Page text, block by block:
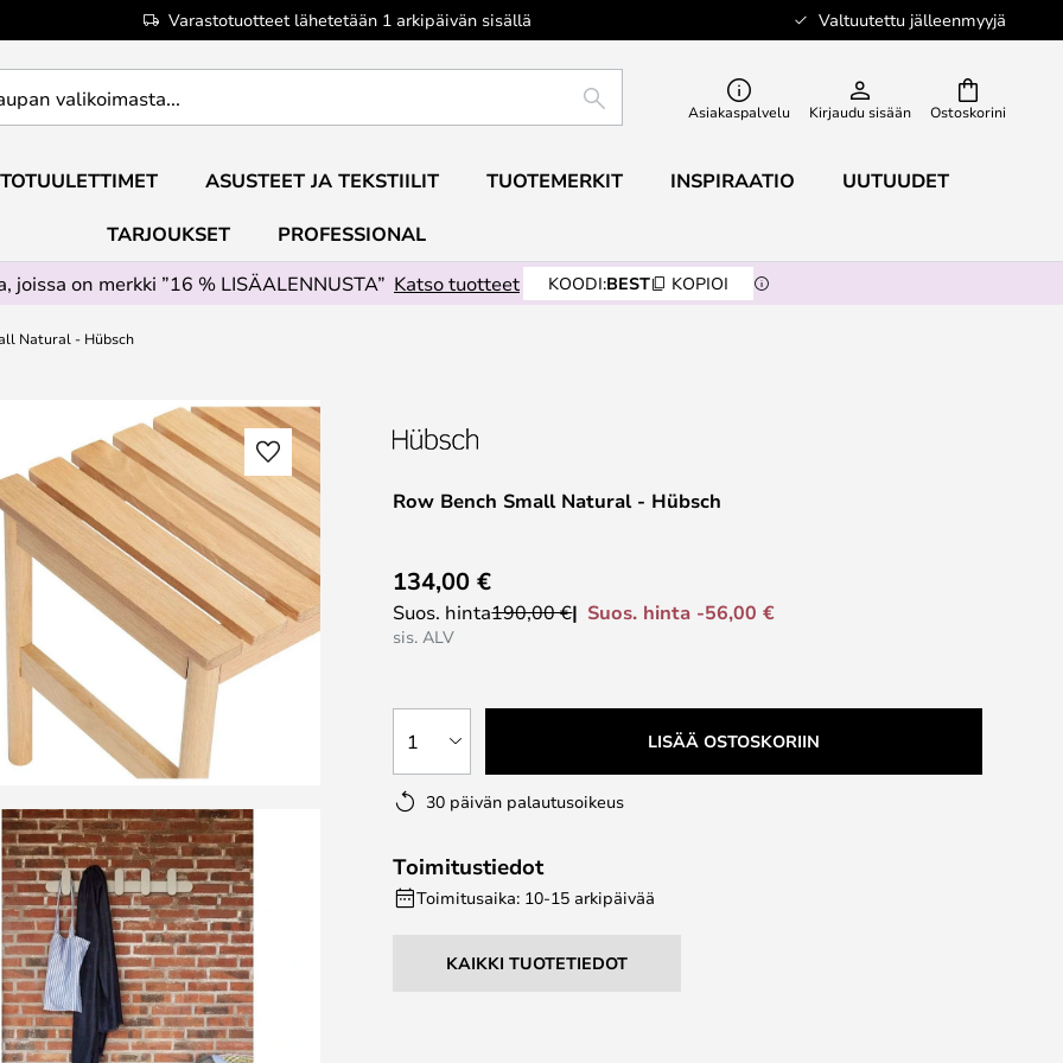
Varastotuotteet lähetetään 1 arkipäivän sisällä Valtuutettu jälleenmyyjä
Ostoskorini
ETSI Asiakaspalvelu Kirjaudu sisään
ASUSTEET JA TEKSTIILIT TUOTEMERKIT INSPIRAATIO UUTUUDET
TARJOUKSET
PROFESSIONAL
joissa on merkki ”16 % LISÄALENNUSTA” Katso tuotteet KOODI:BEST KOPIOI
Natural - Hübsch
Row Bench Small Natural - Hübsch
134,00 €
Suos. hinta190,00 € Suos. hinta -56,00 €
sis. ALV
1 LISÄÄ OSTOSKORIIN
30 päivän palautusoikeus
Toimitustiedot
Toimitusaika: 10-15 arkipäivää
KAIKKI TUOTETIEDOT